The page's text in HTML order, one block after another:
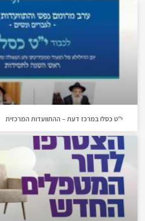
י"ט כסלו במרכז דעת – ההתוועדות המרכזית